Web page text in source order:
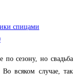
спицами
сезону, но свадьба
всяком случае, так